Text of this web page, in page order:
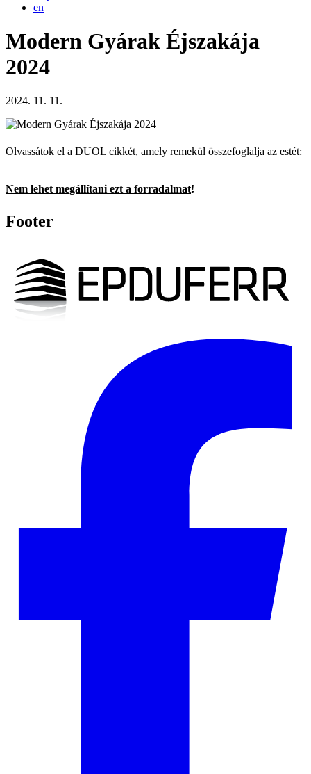
en
Modern Gyárak Éjszakája
2024
2024. 11. 11.
Olvassátok el a DUOL cikkét, amely remekül összefoglalja az estét:
Nem lehet megállítani ezt a forradalmat!
Footer